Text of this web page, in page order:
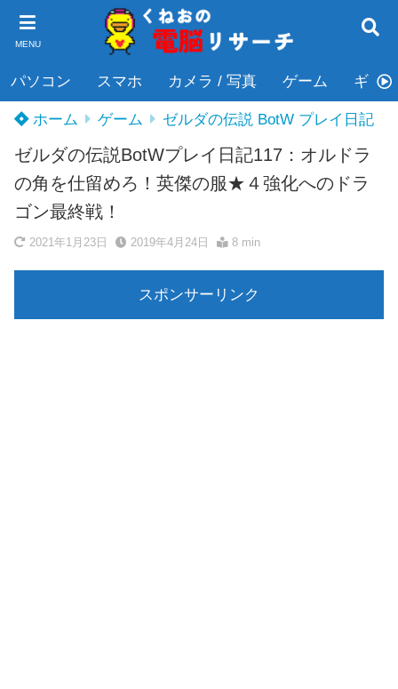
MENU
パソコン スマホ カメラ / 写真 ゲーム ギター
ホーム ゲーム ゼルダの伝説 BotW プレイ日記
ゼルダの伝説BotWプレイ日記117：オルドラ
の角を仕留めろ！英傑の服★４強化へのドラ
ゴン最終戦！
2021年1月23日 2019年4月24日 8 min
スポンサーリンク